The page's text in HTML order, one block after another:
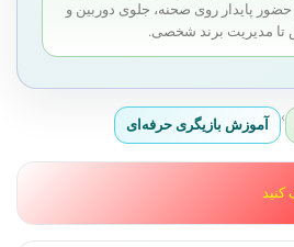
پایدار روی صحنه، جلوی دوربین و
تا مدیریت برند شخصی.
› آموزش بازیگری حرفه‌ای
کنید